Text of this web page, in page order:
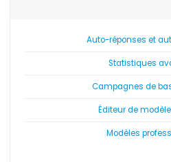
Auto-réponses et
Statistiques
Campagnes de
Éditeur de
Modèles